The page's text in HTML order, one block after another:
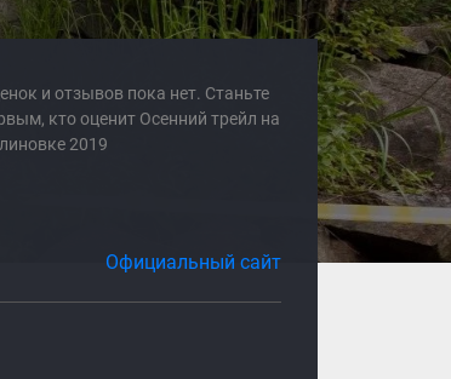
и отзывов пока нет. Станьте
кто оценит Осенний трейл на
2019
Официальный сайт